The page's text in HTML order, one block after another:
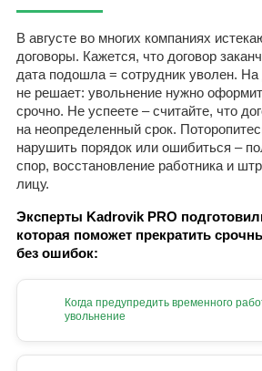
В августе во многих компаниях
договоры. Кажется, что договор
дата подошла = сотрудник уволен. На
не решает: увольнение нужно
срочно. Не успеете – считайте, что
на неопределенный срок.
нарушить порядок или ошибиться –
спор, восстановление работника и
лицу.
Эксперты Kadrovik PRO
которая поможет прекратить
без ошибок:
Когда предупредить временного
увольнение